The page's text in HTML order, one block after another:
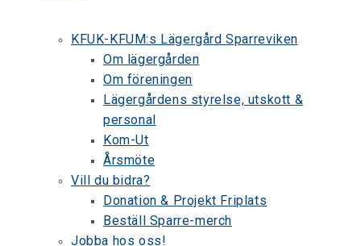
KFUK-KFUM:s Lägergård Sparreviken
Om lägergården
Om föreningen
Lägergårdens styrelse, utskott &
personal
Kom-Ut
Årsmöte
Vill du bidra?
Donation & Projekt Friplats
Beställ Sparre-merch
Jobba hos oss!